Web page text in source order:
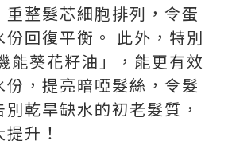
重整髮芯細胞排列，令蛋
份回復平衡。 此外，特別
能葵花籽油」，能更有效
，提亮暗啞髮絲，令髮
乾旱缺水的初老髮質，
升！